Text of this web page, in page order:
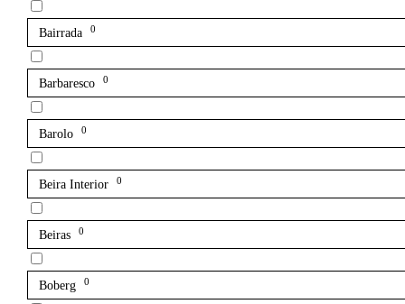
Bairrada 0
Barbaresco 0
Barolo 0
Beira Interior 0
Beiras 0
Boberg 0